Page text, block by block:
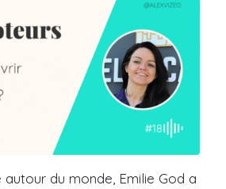
du monde, Emilie God a